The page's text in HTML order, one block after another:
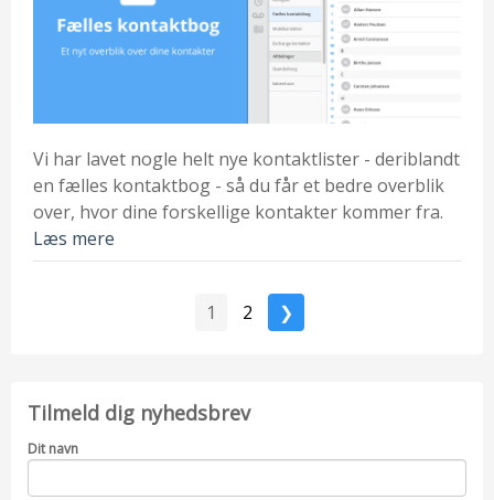
Vi har lavet nogle helt nye kontaktlister - deriblandt
en fælles kontaktbog - så du får et bedre overblik
over, hvor dine forskellige kontakter kommer fra.
Læs mere
1 2 ❯
Tilmeld dig nyhedsbrev
Dit navn